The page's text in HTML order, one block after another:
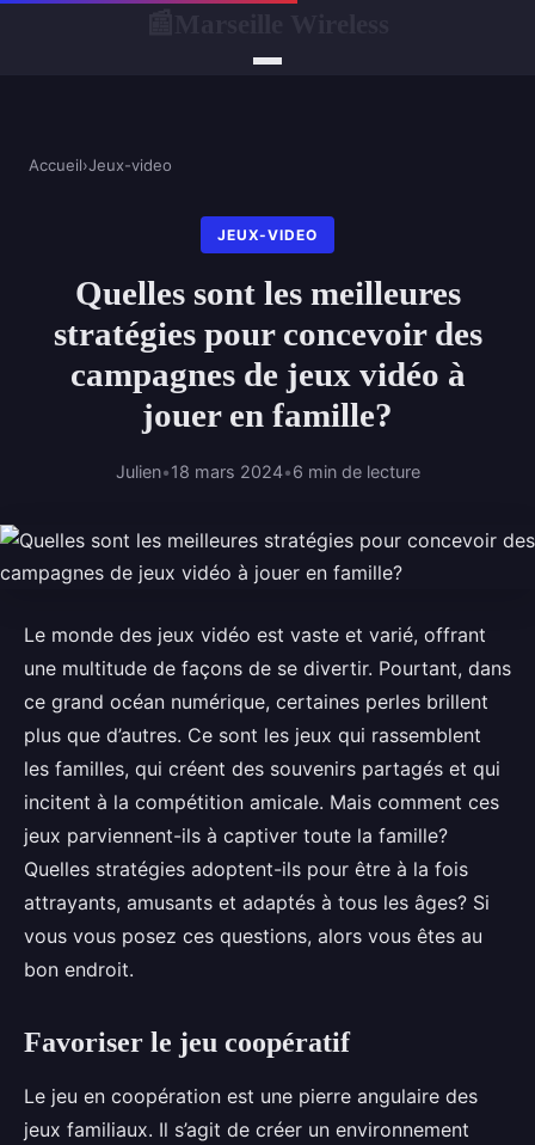
Accueil›Jeux-video
JEUX-VIDEO
Quelles sont les meilleures
stratégies pour concevoir des
campagnes de jeux vidéo à
jouer en famille?
Julien•18 mars 2024•6 min de lecture
Le monde des jeux vidéo est vaste et varié, offrant
une multitude de façons de se divertir. Pourtant, dans
ce grand océan numérique, certaines perles brillent
plus que d’autres. Ce sont les jeux qui rassemblent
les familles, qui créent des souvenirs partagés et qui
incitent à la compétition amicale. Mais comment ces
jeux parviennent-ils à captiver toute la famille?
Quelles stratégies adoptent-ils pour être à la fois
attrayants, amusants et adaptés à tous les âges? Si
vous vous posez ces questions, alors vous êtes au
bon endroit.
Favoriser le jeu coopératif
Le jeu en coopération est une pierre angulaire des
jeux familiaux. Il s’agit de créer un environnement